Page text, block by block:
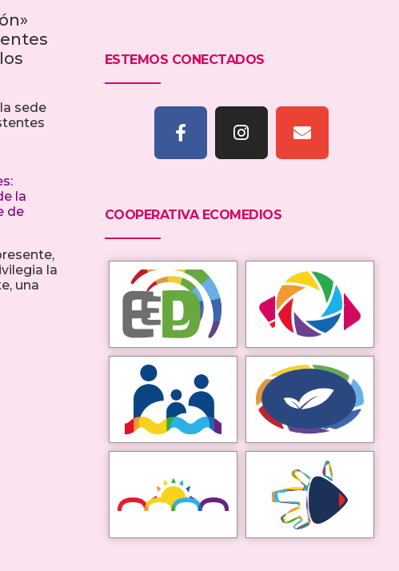
sede
la
de
la
una
ESTEMOS CONECTADOS
COOPERATIVA ECOMEDIOS